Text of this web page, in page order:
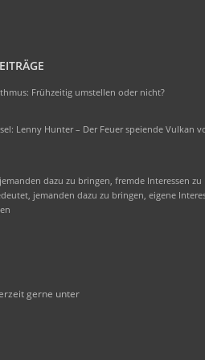
Frühzeitig umstellen oder nicht?
Lenny Hunter – Der Feuer speiende Vulkan
dazu zu bringen, fremde Interessen zu
jemanden dazu zu bringen, eigene
gerne unter